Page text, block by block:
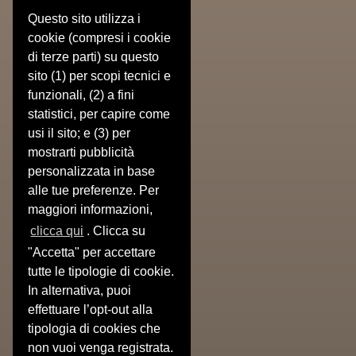
Sitemap
» HOME
» CHI SIAMO
» IL NEGOZIO
» EVENTI
» PRESS
» CONTATTI
» CARRELLO
» Informativa Privacy
» Condizioni Di Vendita
» Utilizzo Dei Cookie
Prodotti
» Libri Antichi
» Stampe Antiche
» Stampe Moderne
» Poster/Manifesti
» Oggetti & Dipinti
» Autografi
Questo sito utilizza i
cookie (compresi i cookie
di terze parti) su questo
sito (1) per scopi tecnici e
funzionali, (2) a fini
statistici, per capire come
usi il sito; e (3) per
mostrarti pubblicità
personalizzata in base
alle tue preferenze. Per
maggiori informazioni,
clicca qui . Clicca su
"Accetta" per accettare
tutte le tipologie di cookie.
In alternativa, puoi
effettuare l’opt-out alla
tipologia di cookies che
non vuoi venga registrata.